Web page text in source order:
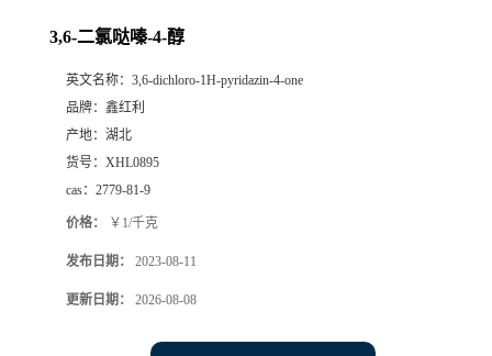
3,6-二氯哒嗪-4-醇
英文名称： 3,6-dichloro-1H-pyridazin-4-one
品牌： 鑫红利
产地： 湖北
货号： XHL0895
cas： 2779-81-9
价格： ￥1/千克
发布日期： 2023-08-11
更新日期： 2026-08-08